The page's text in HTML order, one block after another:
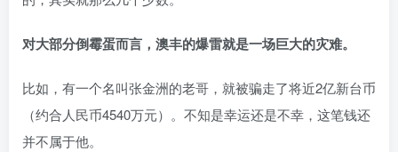
对大部分倒霉蛋而言，澳丰的爆雷就是一场巨大的灾难。
比如，有一个名叫张金洲的老哥，就被骗走了将近2亿新台币
（约合人民币4540万元） 。不知是幸运还是不幸，这笔钱还
并不属于他。